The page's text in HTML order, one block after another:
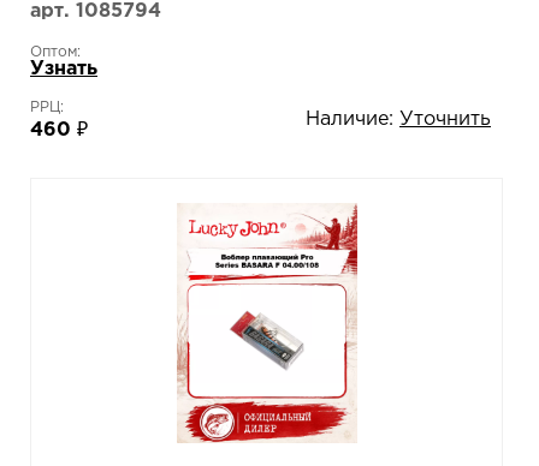
арт. 1085794
Оптом:
Узнать
РРЦ:
460 ₽
Наличие: Уточнить